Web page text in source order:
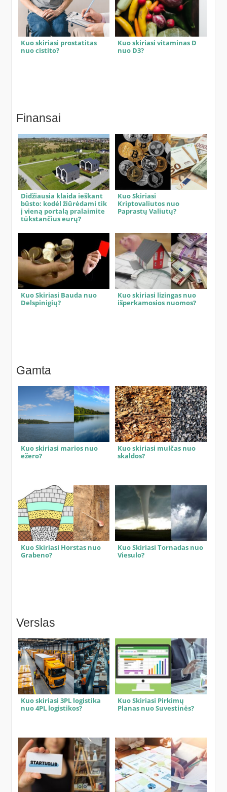
Kuo skiriasi prostatitas
nuo cistito?
Kuo skiriasi vitaminas D
nuo D3?
Finansai
Didžiausia klaida ieškant
būsto: kodėl žiūrėdami tik
į vieną portalą pralaimite
tūkstančius eurų?
Kuo Skiriasi
Kriptovaliutos nuo
Paprastų Valiutų?
Kuo Skiriasi Bauda nuo
Delspinigių?
Kuo skiriasi lizingas nuo
išperkamosios nuomos?
Gamta
Kuo skiriasi marios nuo
ežero?
Kuo skiriasi mulčas nuo
skaldos?
Kuo Skiriasi Horstas nuo
Grabeno?
Kuo Skiriasi Tornadas nuo
Viesulo?
Verslas
Kuo skiriasi 3PL logistika
nuo 4PL logistikos?
Kuo Skiriasi Pirkimų
Planas nuo Suvestinės?